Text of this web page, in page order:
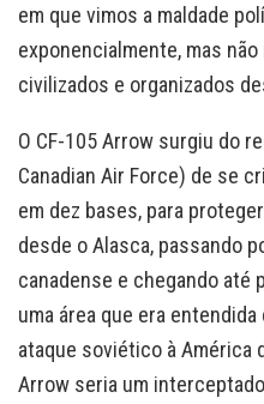
em que vimos a maldade
exponencialmente, mas
civilizados e organizados
O CF-105 Arrow surgiu do
Canadian Air Force) de se
em dez bases, para
desde o Alasca, passando
canadense e chegando até
uma área que era
ataque soviético à América
Arrow seria um